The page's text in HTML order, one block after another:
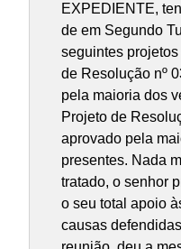
EXPEDIENTE,
de em Segundo
seguintes
de Resolução nº
pela maioria dos
Projeto de
aprovado pela
presentes. Nada
tratado, o senhor
o seu total apoio
causas